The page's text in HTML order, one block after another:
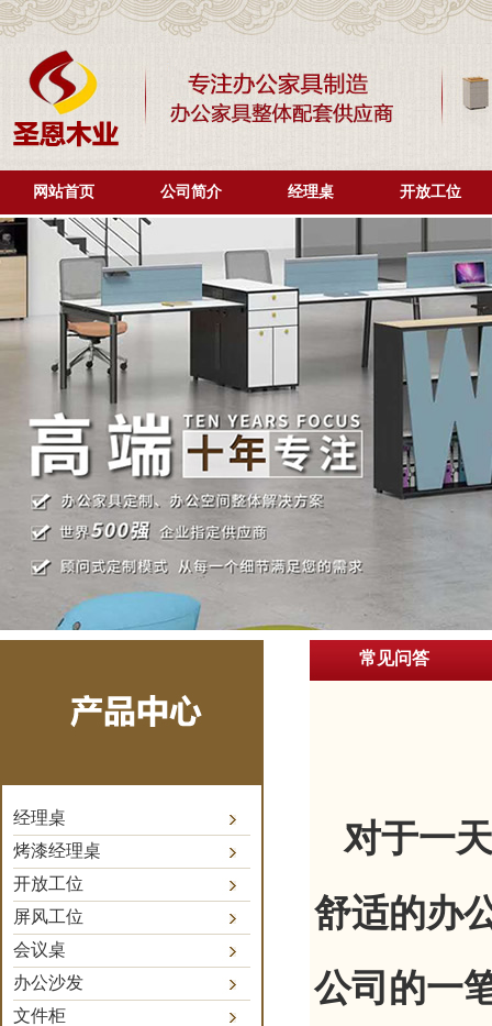
网站首页 公司简介 经理桌 开放工位
经理桌
烤漆经理桌
开放工位
屏风工位
会议桌
办公沙发
文件柜
常见问答
对于一
舒适的办
公司的一